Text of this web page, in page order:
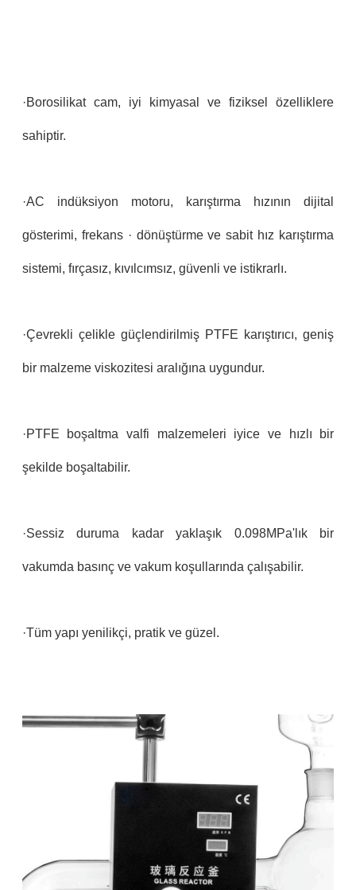
·Borosilikat cam, iyi kimyasal ve fiziksel özelliklere
sahiptir.
·AC indüksiyon motoru, karıştırma hızının dijital
gösterimi, frekans · dönüştürme ve sabit hız karıştırma
sistemi, fırçasız, kıvılcımsız, güvenli ve istikrarlı.
·Çevrekli çelikle güçlendirilmiş PTFE karıştırıcı, geniş
bir malzeme viskozitesi aralığına uygundur.
·PTFE boşaltma valfi malzemeleri iyice ve hızlı bir
şekilde boşaltabilir.
·Sessiz duruma kadar yaklaşık 0.098MPa'lık bir
vakumda basınç ve vakum koşullarında çalışabilir.
·Tüm yapı yenilikçi, pratik ve güzel.